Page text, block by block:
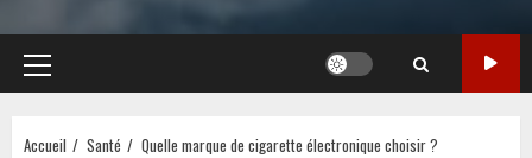
Menu
principal
Accueil Santé Quelle marque de cigarette électronique choisir ?